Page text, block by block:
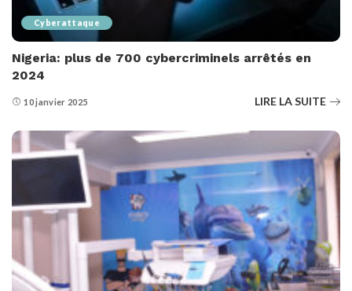
Cyberattaque
Nigeria: plus de 700 cybercriminels arrêtés en
2024
10 janvier 2025 LIRE LA SUITE